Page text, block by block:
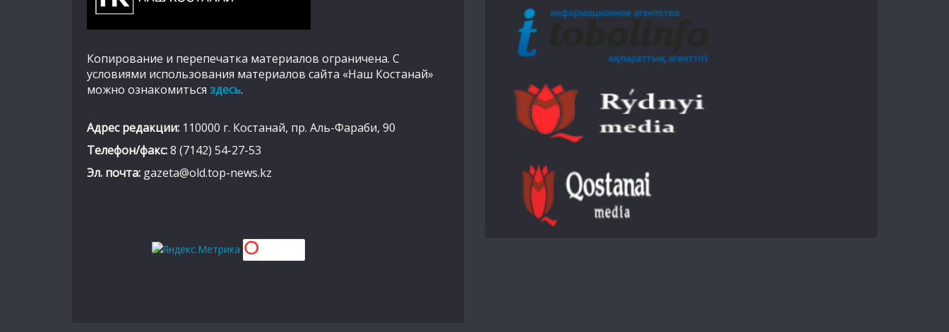
Копирование и перепечатка материалов ограничена. С
условиями использования материалов сайта «Наш Костанай»
можно ознакомиться здесь.
Адрес редакции: 110000 г. Костанай, пр. Аль-Фараби, 90
Телефон/факс:8 (7142) 54-27-53
Эл. почта: gazeta@old.top-news.kz